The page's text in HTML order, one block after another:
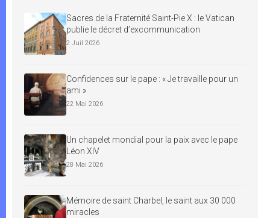
Sacres de la Fraternité Saint-Pie X : le Vatican
publie le décret d’excommunication
2 Juil 2026
Confidences sur le pape : « Je travaille pour un
ami »
22 Mai 2026
Un chapelet mondial pour la paix avec le pape
Léon XIV
28 Mai 2026
Mémoire de saint Charbel, le saint aux 30 000
miracles